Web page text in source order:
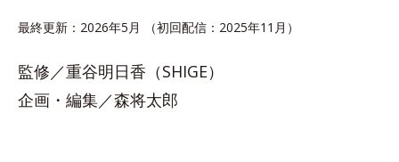
最終更新：2026年5月 （初回配信：2025年11月）
監修／重谷明日香（SHIGE）
企画・編集／森将太郎